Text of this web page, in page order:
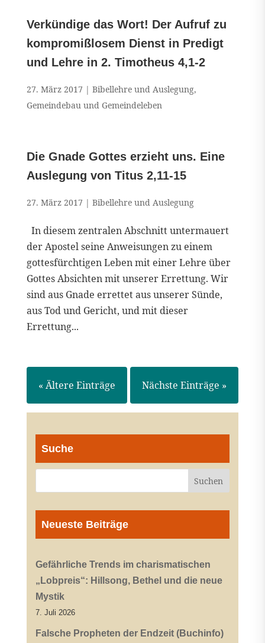
Verkündige das Wort! Der Aufruf zu
kompromißlosem Dienst in Predigt
und Lehre in 2. Timotheus 4,1-2
27. März 2017 | Bibellehre und Auslegung,
Gemeindebau und Gemeindeleben
Die Gnade Gottes erzieht uns. Eine
Auslegung von Titus 2,11-15
27. März 2017 | Bibellehre und Auslegung
In diesem zentralen Abschnitt untermauert
der Apostel seine Anweisungen zu einem
gottesfürchtigen Leben mit einer Lehre über
Gottes Absichten mit unserer Errettung. Wir
sind aus Gnade errettet aus unserer Sünde,
aus Tod und Gericht, und mit dieser
Errettung...
« Ältere Einträge Nächste Einträge »
Suche
Neueste Beiträge
Gefährliche Trends im charismatischen
„Lobpreis“: Hillsong, Bethel und die neue
Mystik
7. Juli 2026
Falsche Propheten der Endzeit (Buchinfo)